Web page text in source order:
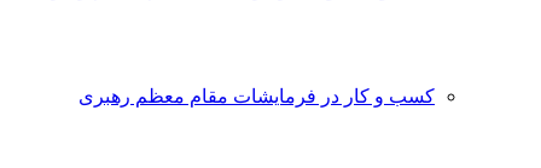
کسب و کار در فرمایشات مقام معظم رهبری